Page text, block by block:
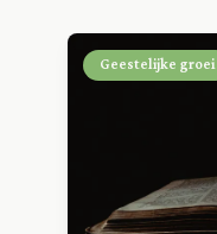
Geestelijke groei